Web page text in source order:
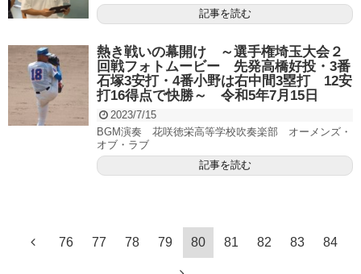
記事を読む
熱き戦いの幕開け ～選手権埼玉大会２
回戦フォトムービー 先発高橋好投・3番
石塚3安打・4番小野は右中間3塁打 12安
打16得点で快勝～ 令和5年7月15日
2023/7/15
BGM演奏 花咲徳栄高等学校吹奏楽部 オーメンズ・
オブ・ラブ
記事を読む
76 77 78 79 80 81 82 83 84